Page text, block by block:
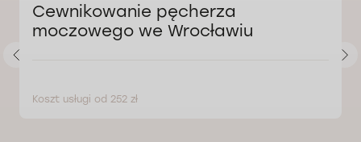
Cewnikowanie pęcherza
moczowego we Wrocławiu
Koszt usługi od 252 zł